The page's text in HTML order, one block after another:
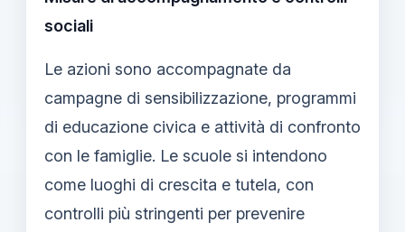
sociali
Le azioni sono accompagnate da
campagne di sensibilizzazione, programmi
di educazione civica e attività di confronto
con le famiglie. Le scuole si intendono
come luoghi di crescita e tutela, con
controlli più stringenti per prevenire